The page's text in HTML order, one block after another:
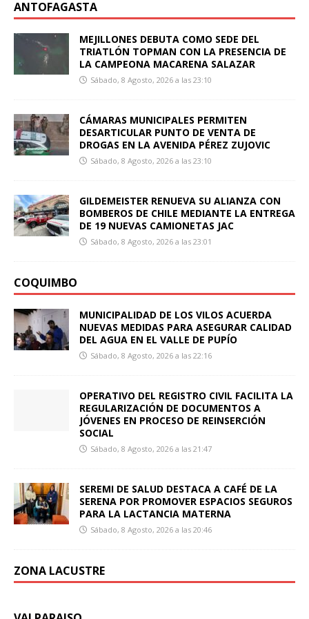
ANTOFAGASTA
MEJILLONES DEBUTA COMO SEDE DEL
TRIATLÓN TOPMAN CON LA PRESENCIA DE
LA CAMPEONA MACARENA SALAZAR
Sábado, 8 Agosto, 2026 a las 23:10
CÁMARAS MUNICIPALES PERMITEN
DESARTICULAR PUNTO DE VENTA DE
DROGAS EN LA AVENIDA PÉREZ ZUJOVIC
Sábado, 8 Agosto, 2026 a las 23:10
GILDEMEISTER RENUEVA SU ALIANZA CON
BOMBEROS DE CHILE MEDIANTE LA ENTREGA
DE 19 NUEVAS CAMIONETAS JAC
Sábado, 8 Agosto, 2026 a las 23:01
COQUIMBO
MUNICIPALIDAD DE LOS VILOS ACUERDA
NUEVAS MEDIDAS PARA ASEGURAR CALIDAD
DEL AGUA EN EL VALLE DE PUPÍO
Sábado, 8 Agosto, 2026 a las 22:16
OPERATIVO DEL REGISTRO CIVIL FACILITA LA
REGULARIZACIÓN DE DOCUMENTOS A
JÓVENES EN PROCESO DE REINSERCIÓN
SOCIAL
Sábado, 8 Agosto, 2026 a las 21:47
SEREMI DE SALUD DESTACA A CAFÉ DE LA
SERENA POR PROMOVER ESPACIOS SEGUROS
PARA LA LACTANCIA MATERNA
Sábado, 8 Agosto, 2026 a las 20:46
ZONA LACUSTRE